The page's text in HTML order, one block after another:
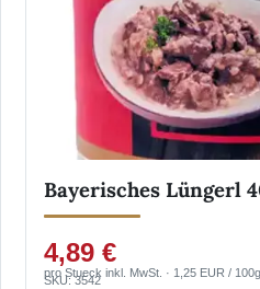
Bayerisches Lüngerl
4,89 €
pro Stueck inkl. MwSt. · 1,25 EUR / 100g
SKU: 3542